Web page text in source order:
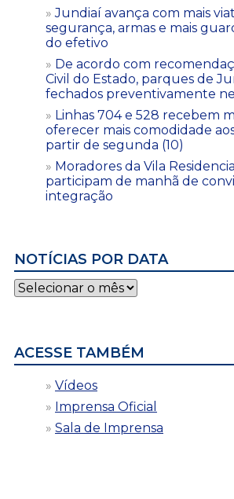
Jundiaí avança com mais
segurança, armas e mais
do efetivo
De acordo com
Civil do Estado, parques de
fechados preventivamente
Linhas 704 e 528 recebem
oferecer mais comodidade
partir de segunda (10)
Moradores da Vila
participam de manhã de
integração
NOTÍCIAS POR DATA
Notícias
por
ACESSE TAMBÉM
Vídeos
Imprensa Oficial
Sala de Imprensa